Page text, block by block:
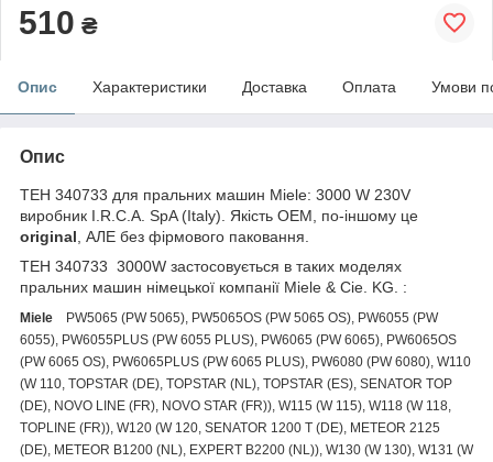
510 ₴
Опис Характеристики Доставка Оплата Умови
Опис
ТЕН 340733 для пральних машин Miele: 3000 W 230V
виробник I.R.C.A. SpA (Italy). Якість OEM, по-іншому це
original , АЛЕ без фірмового паковання.
ТЕН 340733 3000W застосовується в таких моделях
пральних машин німецької компанії Miele & Cie. KG. :
Miele PW5065 (PW 5065), PW5065OS (PW 5065 OS), PW6055 (PW
6055), PW6055PLUS (PW 6055 PLUS), PW6065 (PW 6065), PW6065OS
(PW 6065 OS), PW6065PLUS (PW 6065 PLUS), PW6080 (PW 6080), W110
(W 110, TOPSTAR (DE), TOPSTAR (NL), TOPSTAR (ES), SENATOR TOP
(DE), NOVO LINE (FR), NOVO STAR (FR)), W115 (W 115), W118 (W 118,
TOPLINE (FR)), W120 (W 120, SENATOR 1200 T (DE), METEOR 2125
(DE), METEOR B1200 (NL), EXPERT B2200 (NL)), W130 (W 130), W131 (W